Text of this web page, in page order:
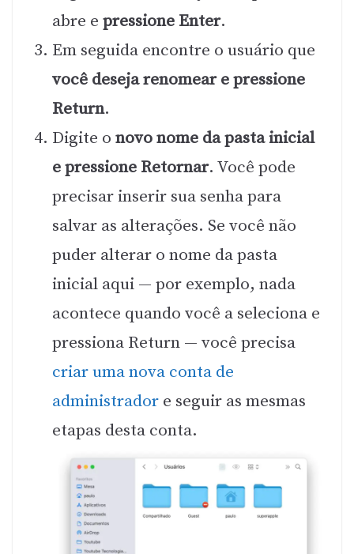
abre e pressione Enter.
Em seguida encontre o usuário que
você deseja renomear e pressione
Return.
Digite o novo nome da pasta inicial
e pressione Retornar. Você pode
precisar inserir sua senha para
salvar as alterações. Se você não
puder alterar o nome da pasta
inicial aqui — por exemplo, nada
acontece quando você a seleciona e
pressiona Return — você precisa
criar uma nova conta de
administrador e seguir as mesmas
etapas desta conta.